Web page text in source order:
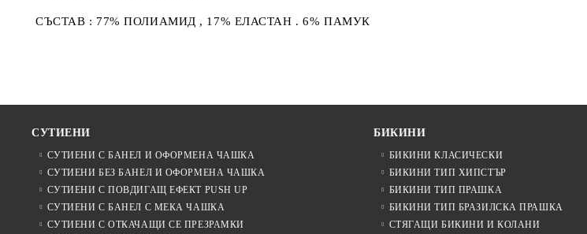
СЪСТАВ : 77% ПОЛИАМИД , 17% ЕЛАСТАН . 6% ПАМУК
СУТИЕНИ
СУТИЕНИ С БАНЕЛ И ОФОРМЕНА ЧАШКА
СУТИЕНИ БЕЗ БАНЕЛ И ОФОРМЕНА ЧАШКА
СУТИЕНИ С ПОВДИГАЩ ЕФЕКТ PUSH UP
СУТИЕНИ С БАНЕЛ С МЕКА ЧАШКА
СУТИЕНИ С ОТКАЧАЩИ СЕ ПРЕЗРАМКИ
БИКИНИ
БИКИНИ КЛАСИЧЕСКИ
БИКИНИ ТИП ХИПСТЪР
БИКИНИ ТИП ПРАШКА
БИКИНИ ТИП БРАЗИЛСКА ПРАШКА
СТЯГАЩИ БИКИНИ И КОЛАНИ